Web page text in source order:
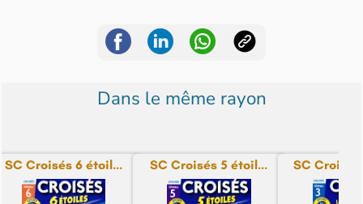
Dans le même rayon
SC Croisés 6 étoil... SC Croisés 5 étoil... SC Croisés